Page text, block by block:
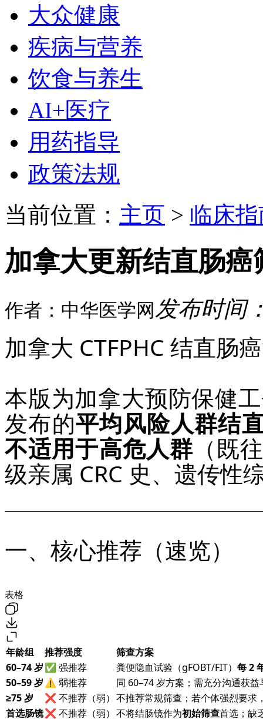
大众健康
疾病与营养
饮食与养生
AI+医疗
用药指导
政策法规
当前位置： 主页 > 临床
加拿大更新结直肠
作者：中华医学网发布时间
加拿大 CTFPHC 结直肠
本版为加拿大预防保健
发布的平均风险人群结
不适用于高危人群 （既
级亲属 CRC 史、遗传性
一、核心推荐（速览）
表格
年龄组 推荐强度
筛查方案
60–74 岁✅ 强推荐 粪便隐血试验（gFOBT/FIT） 每 2
50–59 岁 ⚠️ 弱推荐
同 60–74 岁方案；需充分沟通获
≥75 岁
❌ 不推荐（弱） 不推荐常规筛查；若个体强烈要求
首选肠镜❌ 不推荐（弱） 不将结肠镜作为初始筛查首选；缺